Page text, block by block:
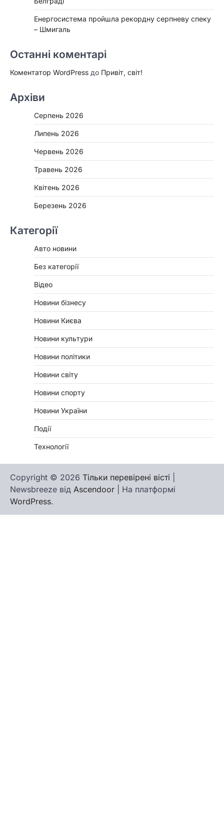
Енергосистема пройшла рекордну серпневу спеку
– Шмигаль
Останні коментарі
Коментатор WordPress до Привіт, світ!
Архіви
Серпень 2026
Липень 2026
Червень 2026
Травень 2026
Квітень 2026
Березень 2026
Категорії
Авто новини
Без категорії
Відео
Новини бізнесу
Новини Києва
Новини культури
Новини політики
Новини світу
Новини спорту
Новини України
Події
Технології
Copyright © 2026 Тільки перевірені вісті
Newsbreeze від Ascendoor | На платформі
WordPress.